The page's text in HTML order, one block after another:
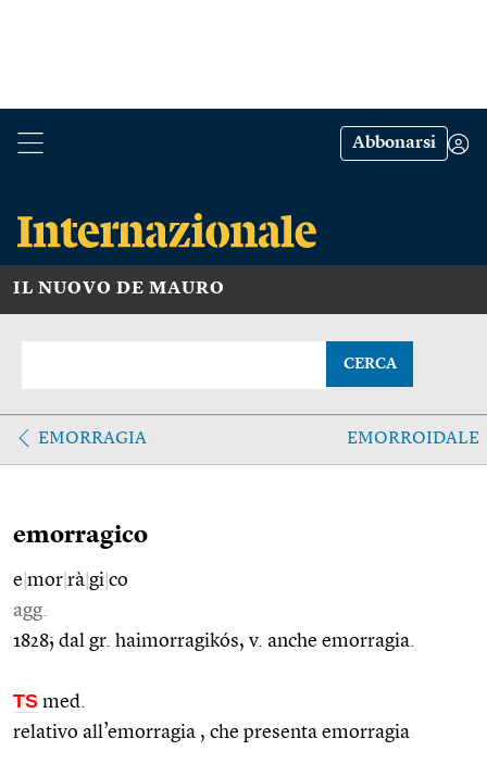
Abbonarsi
IL NUOVO DE MAURO
CERCA
EMORRAGIA EMORROIDALE
emorragico
e mor rà gi co
agg.
1828; dal gr. haimorragikós, v. anche emorragia.
TS med.
relativo all’emorragia , che presenta emorragia